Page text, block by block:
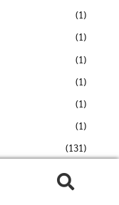
(1)
(1)
(1)
(1)
(1)
(1)
(131)
(107)